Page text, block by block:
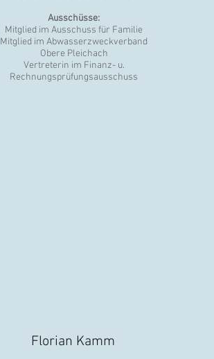
Ausschüsse:
Mitglied im Ausschuss für Familie
Mitglied im Abwasserzweckverband
Obere Pleichach
Vertreterin im Finanz- u.
Rechnungsprüfungsausschuss
Florian Kamm